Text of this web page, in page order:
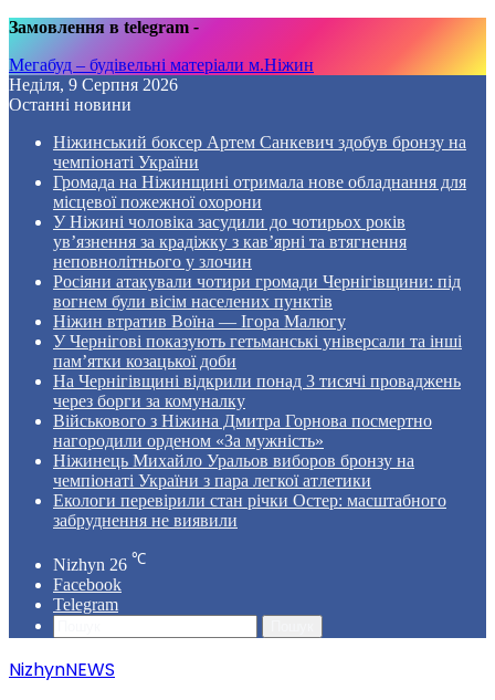
Замовлення в telegram -
Мегабуд – будівельні матеріали м.Ніжин
Неділя, 9 Серпня 2026
Останні новини
Ніжинський боксер Артем Санкевич здобув бронзу на
чемпіонаті України
Громада на Ніжинщині отримала нове обладнання для
місцевої пожежної охорони
У Ніжині чоловіка засудили до чотирьох років
ув’язнення за крадіжку з кав’ярні та втягнення
неповнолітнього у злочин
Росіяни атакували чотири громади Чернігівщини: під
вогнем були вісім населених пунктів
Ніжин втратив Воїна — Ігора Малюгу
У Чернігові показують гетьманські універсали та інші
пам’ятки козацької доби
На Чернігівщині відкрили понад 3 тисячі проваджень
через борги за комуналку
Військового з Ніжина Дмитра Горнова посмертно
нагородили орденом «За мужність»
Ніжинець Михайло Уральов виборов бронзу на
чемпіонаті України з пара легкої атлетики
Екологи перевірили стан річки Остер: масштабного
забруднення не виявили
Nizhyn 26 ℃
Facebook
Telegram
NizhynNEWS